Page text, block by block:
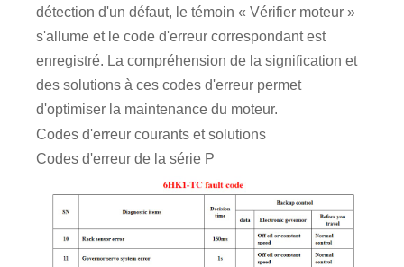
détection d'un défaut, le témoin « Vérifier moteur »
s'allume et le code d'erreur correspondant est
enregistré. La compréhension de la signification et
des solutions à ces codes d'erreur permet
d'optimiser la maintenance du moteur.
Codes d'erreur courants et solutions
Codes d'erreur de la série P